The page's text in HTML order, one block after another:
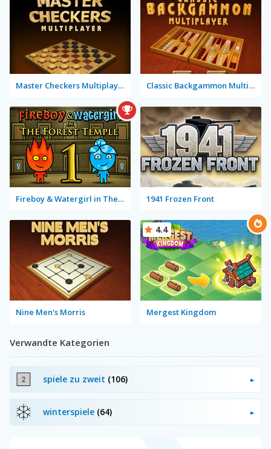
Master Checkers Multiplayer Classic Backgammon Multiplayer
Fireboy & Watergirl in The Forest Temple 1941 Frozen Front
Nine Men's Morris Mergest Kingdom
4.4
Verwandte Kategorien
spiele zu zweit (106)
winterspiele (64)